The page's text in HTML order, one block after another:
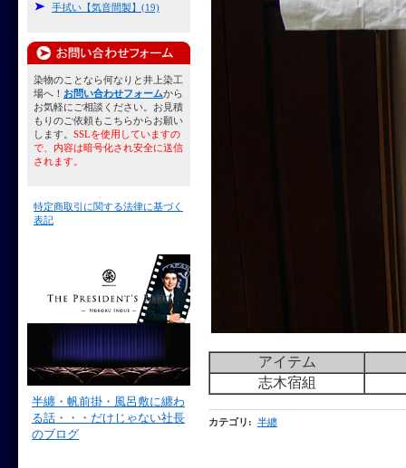
アイテム
志木宿組
カテゴリ : 半纏
手拭い【気音間製】(19)
染物のことなら何なりと井上染工
場へ！ お問い合わせフォームから
お気軽にご相談ください。お見積
もりのご依頼もこちらからお願い
します。 SSLを使用していますの
で、内容は暗号化され安全に送信
されます。
特定商取引に関する法律に基づく
表記
半纏・帆前掛・風呂敷に纏わ
る話・・・だけじゃない社長
のブログ